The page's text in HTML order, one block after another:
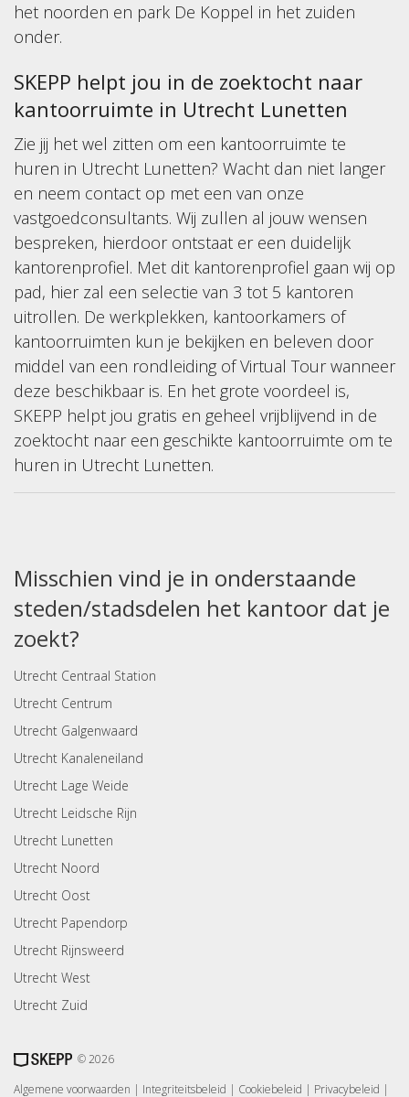
het noorden en park De Koppel in het zuiden
onder.
SKEPP helpt jou in de zoektocht naar
kantoorruimte in Utrecht Lunetten
Zie jij het wel zitten om een kantoorruimte te
huren in Utrecht Lunetten? Wacht dan niet langer
en neem contact op met een van onze
vastgoedconsultants. Wij zullen al jouw wensen
bespreken, hierdoor ontstaat er een duidelijk
kantorenprofiel. Met dit kantorenprofiel gaan wij op
pad, hier zal een selectie van 3 tot 5 kantoren
uitrollen. De werkplekken, kantoorkamers of
kantoorruimten kun je bekijken en beleven door
middel van een rondleiding of Virtual Tour wanneer
deze beschikbaar is. En het grote voordeel is,
SKEPP helpt jou gratis en geheel vrijblijvend in de
zoektocht naar een geschikte kantoorruimte om te
huren in Utrecht Lunetten.
Misschien vind je in onderstaande
steden/stadsdelen het kantoor dat je
zoekt?
Utrecht Centraal Station
Utrecht Centrum
Utrecht Galgenwaard
Utrecht Kanaleneiland
Utrecht Lage Weide
Utrecht Leidsche Rijn
Utrecht Lunetten
Utrecht Noord
Utrecht Oost
Utrecht Papendorp
Utrecht Rijnsweerd
Utrecht West
Utrecht Zuid
© 2026
Algemene voorwaarden | Integriteitsbeleid | Cookiebeleid | Privacybeleid |